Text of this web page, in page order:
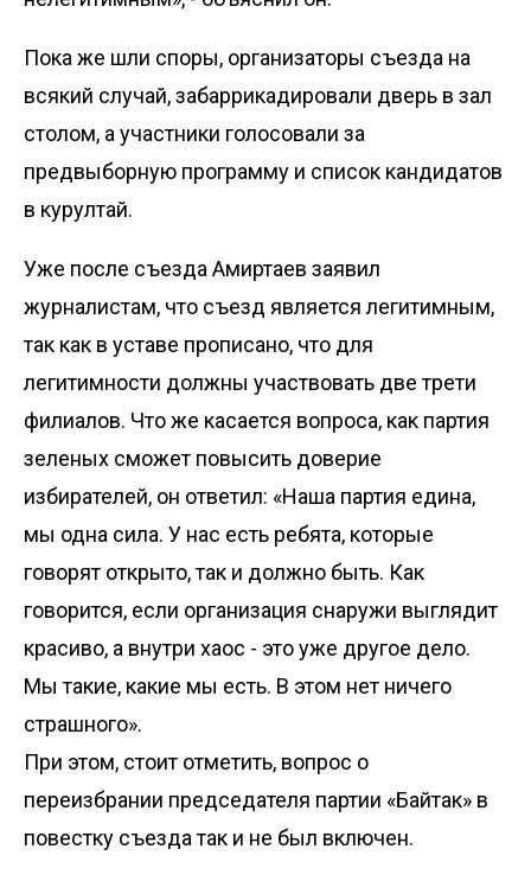
Пока же шли споры, организаторы съезда на
всякий случай, забаррикадировали дверь в зал
столом, а участники голосовали за
предвыборную программу и список кандидатов
в курултай.
Уже после съезда Амиртаев заявил
журналистам, что съезд является легитимным,
так как в уставе прописано, что для
легитимности должны участвовать две трети
филиалов. Что же касается вопроса, как партия
зеленых сможет повысить доверие
избирателей, он ответил: «Наша партия едина,
мы одна сила. У нас есть ребята, которые
говорят открыто, так и должно быть. Как
говорится, если организация снаружи выглядит
красиво, а внутри хаос - это уже другое дело.
Мы такие, какие мы есть. В этом нет ничего
страшного».
При этом, стоит отметить, вопрос о
переизбрании председателя партии «Байтак» в
повестку съезда так и не был включен.